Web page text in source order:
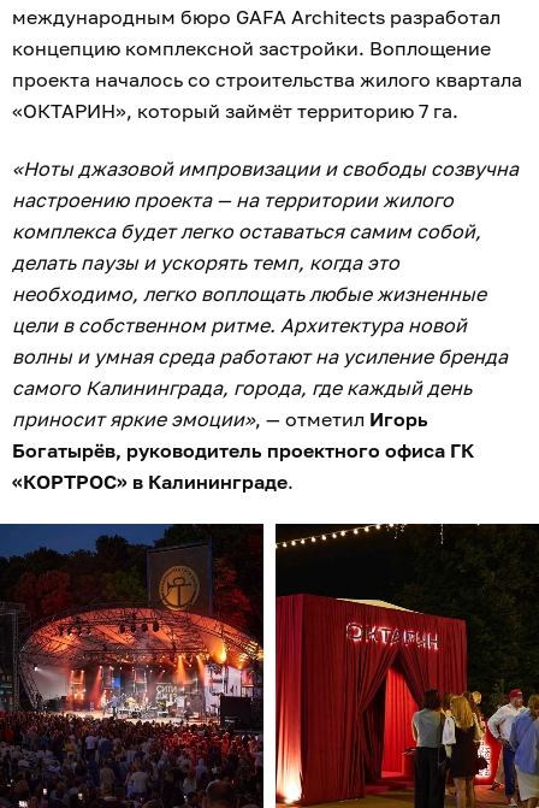
международным бюро GAFA Architects разработал
концепцию комплексной застройки. Воплощение
проекта началось со строительства жилого квартала
«ОКТАРИН», который займёт территорию 7 га.
«Ноты джазовой импровизации и свободы созвучна
настроению проекта — на территории жилого
комплекса будет легко оставаться самим собой,
делать паузы и ускорять темп, когда это
необходимо, легко воплощать любые жизненные
цели в собственном ритме. Архитектура новой
волны и умная среда работают на усиление бренда
самого Калининграда, города, где каждый день
приносит яркие эмоции», — отметил Игорь
Богатырёв, руководитель проектного офиса ГК
«КОРТРОС» в Калининграде.